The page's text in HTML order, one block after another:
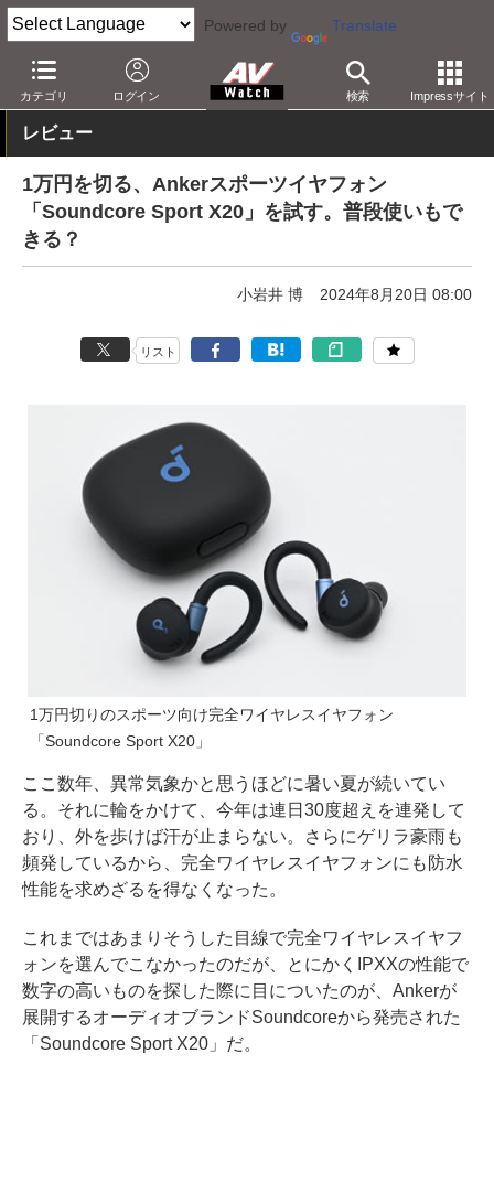
Powered by Translate
カテゴリ ログイン 検索 Impressサイト
AV Watch 製品 ヘッドフォン Anker
レビュー
1万円を切る、Ankerスポーツイヤフォン
「Soundcore Sport X20」を試す。普段使いもで
きる？
小岩井 博 2024年8月20日 08:00
リスト
1万円切りのスポーツ向け完全ワイヤレスイヤフォン
「Soundcore Sport X20」
ここ数年、異常気象かと思うほどに暑い夏が続いてい
る。それに輪をかけて、今年は連日30度超えを連発して
おり、外を歩けば汗が止まらない。さらにゲリラ豪雨も
頻発しているから、完全ワイヤレスイヤフォンにも防水
性能を求めざるを得なくなった。
これまではあまりそうした目線で完全ワイヤレスイヤフ
ォンを選んでこなかったのだが、とにかくIPXXの性能で
数字の高いものを探した際に目についたのが、Ankerが
展開するオーディオブランドSoundcoreから発売された
「Soundcore Sport X20」だ。